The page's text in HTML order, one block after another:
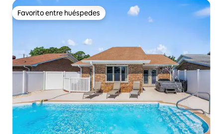
Favorito entre huéspedes
Favorito entre huéspedes